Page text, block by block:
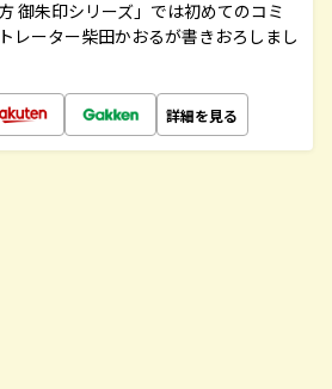
御朱印シリーズ」では初めてのコミ
レーター柴田かおるが書きおろしまし
詳細を見る